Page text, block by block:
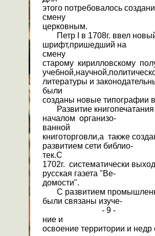
этого потребовалось
смену
церковным.
Петр I в 1708г. ввел
шрифт,пришедший на
смену
старому кирилловскому
литературы и
были
созданы новые типографии
Развитие
началом организо-
ванной
книготорговли,а также
развитием сети библио-
тек.С
1702г. систематически
русская газета "Ве-
домости".
С развитием
были связаны изуче-
- 9 -
ние и
освоение территории и